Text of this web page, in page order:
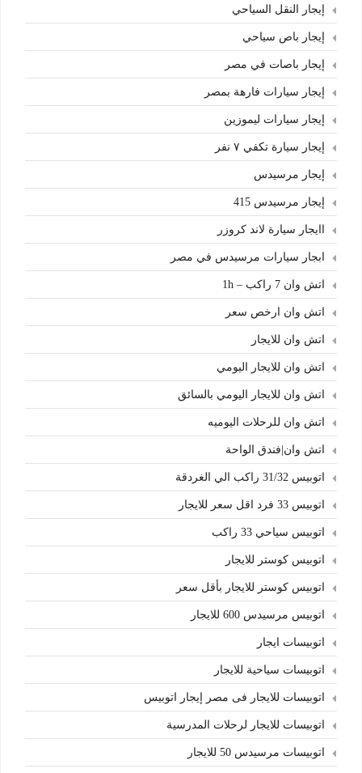
إيجار النقل السياحي
إيجار باص سياحي
إيجار باصات في مصر
إيجار سيارات فارهة بمصر
إيجار سيارات ليموزين
إيجار سيارة تكفي ٧ نفر
إيجار مرسيدس
إيجار مرسيدس 415
اايجار سيارة لاند كروزر
ابجار سيارات مرسيدس في مصر
اتش وان 7 راكب – 1h
اتش وان ارخص سعر
اتش وان للايجار
اتش وان للايجار اليومي
اتش وان للايجار اليومي بالسائق
اتش وان للرحلات اليوميه
اتش وان|فندق الواحة
اتوبيس 31/32 راكب الي الغردقة
اتوبيس 33 فرد اقل سعر للايجار
اتوبيس سياحي 33 راكب
اتوبيس كوستر للايجار
اتوبيس كوستر للايجار بأقل سعر
اتوبيس مرسيدس 600 للايجار
اتوبيسات ايجار
اتوبيسات سياحية للايجار
اتوبيسات للايجار فى مصر إيجار اتوبيس
اتوبيسات للايجار لرحلات المدرسية
اتوبيسات مرسيدس 50 للايجار